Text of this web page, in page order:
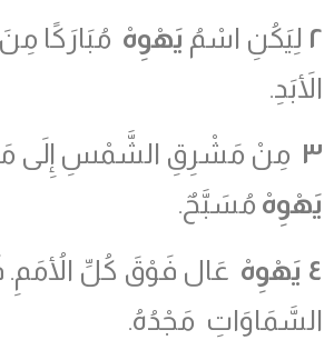
٢ لِيَكُنِ اسْمُ يَهْوِهْ مُبَارَكًا
الأَبَدِ.
٣ مِنْ مَشْرِقِ الشَّمْسِ إِلَى
يَهْوِهْ مُسَبَّحٌ.
٤ يَهْوِهْ عَال فَوْقَ كُلِّ
السَّمَاوَاتِ مَجْدُهُ.